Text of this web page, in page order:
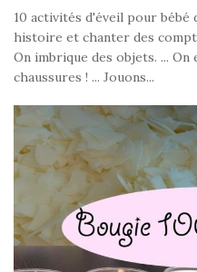
10 activités d'éveil pour bébé
histoire et chanter des
On imbrique des objets. ... On
chaussures ! ... Jouons...